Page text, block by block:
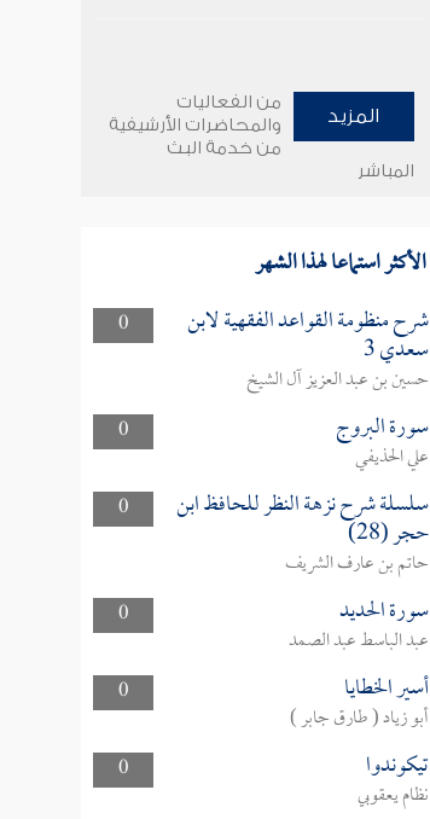
المزيد
من الفعاليات
والمحاضرات الأرشيفية
من خدمة البث
المباشر
الأكثر استماعا لهذا الشهر
0 شرح منظومة القواعد الفقهية لابن
سعدي 3
حسين بن عبد العزيز آل الشيخ
0
سورة البروج
علي الحذيفي
0
سلسلة شرح نزهة النظر للحافظ ابن
حجر (28)
حاتم بن عارف الشريف
0
سورة الحديد
عبد الباسط عبد الصمد
0
أسير الخطايا
أبو زياد ( طارق جابر )
0
تيكوندوا
نظام يعقوبي